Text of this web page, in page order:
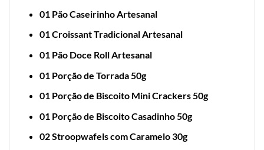
01 Pão Caseirinho Artesanal
01 Croissant Tradicional Artesanal
01 Pão Doce Roll Artesanal
01 Porção de Torrada 50g
01 Porção de Biscoito Mini Crackers 50g
01 Porção de Biscoito Casadinho 50g
02 Stroopwafels com Caramelo 30g